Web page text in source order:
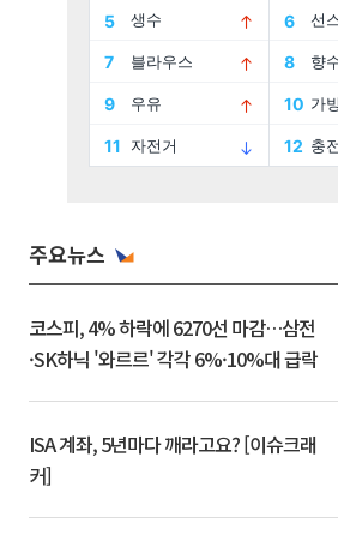
주요뉴스
코스피, 4% 하락에 6270선 마감…삼전
·SK하닉 '와르르' 각각 6%·10%대 급락
ISA 계좌, 5년마다 깨라고요? [이슈크래
커]